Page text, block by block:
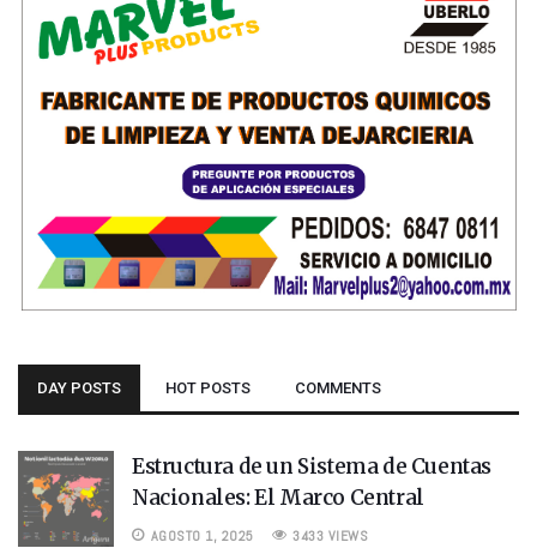
DAY POSTS HOT POSTS COMMENTS
Estructura de un Sistema de Cuentas
Nacionales: El Marco Central
AGOSTO 1, 2025 3433 VIEWS